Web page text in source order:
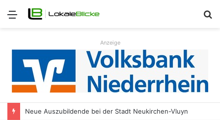
Menü
Anzeige
Neue Auszubildende bei der Stadt Neukirchen-Vluyn